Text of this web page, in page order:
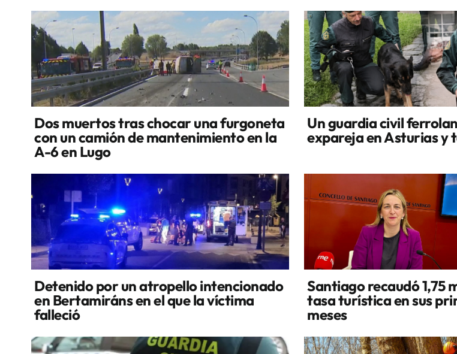
Dos muertos tras chocar una furgoneta
con un camión de mantenimiento en la
A-6 en Lugo
Un guardia civil
expareja en Asturias y
Detenido por un atropello intencionado
en Bertamiráns en el que la víctima
falleció
Santiago recaudó 1,75
tasa turística en sus
meses